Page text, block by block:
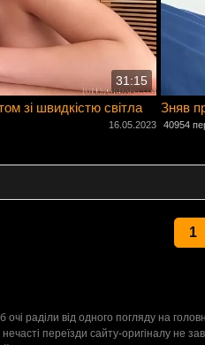
31:15
зі швидкістю світла
16.05.2023
Зняв
40954
1
раділи від одного погляду на
переїзди сайту-оригіналу